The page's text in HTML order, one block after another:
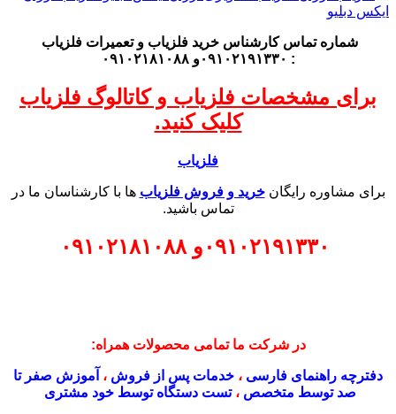
شماره تماس کارشناس خرید فلزیاب و تعمیرات فلزیاب
: ۰۹۱۰۲۱۹۱۳۳۰و ۰۹۱۰۲۱۸۱۰۸۸
برای مشخصات فلزیاب و کاتالوگ فلزیاب
کلیک کنید.
فلزیاب
برای مشاوره رایگانخرید و فروش فلزیاب ها با کارشناسان ما در
تماس باشید.
۰۹۱۰۲۱۹۱۳۳۰ و ۰۹۱۰۲۱۸۱۰۸۸
در شرکت ما تمامی محصولات همراه:
دفترچه راهنمای فارسی ، خدمات پس از فروش ، آموزش صفر تا
صد توسط متخصص ،تست دستگاه توسط خود مشتری